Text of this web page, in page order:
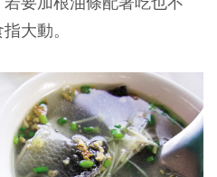
大動。